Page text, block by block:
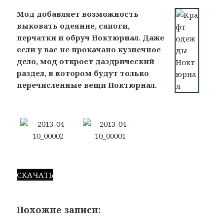
Мод добавляет возможность
выковать одеяние, сапоги,
перчатки и обруч Ноктюрнал. Даже
если у вас не прокачано кузнечное
дело, мод откроет даэдрический
раздел, в котором будут только
перечисленные вещи Ноктюрнал.
СКАЧАТЬ
Похожие записи: